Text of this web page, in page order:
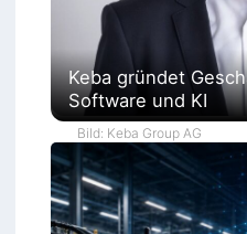
Keba gründet
Software und KI
Bild: Keba Group AG